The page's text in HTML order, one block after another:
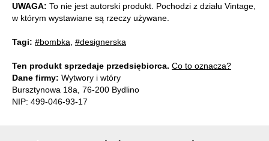
UWAGA: To nie jest autorski produkt. Pochodzi z działu Vintage,
w którym wystawiane są rzeczy używane.
Tagi: #bombka #designerska
Ten produkt sprzedaje przedsiębiorca. Co to oznacza?
Dane firmy: Wytwory i wtóry
Bursztynowa 18a, 76-200 Bydlino
NIP: 499-046-93-17